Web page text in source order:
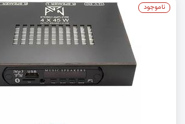
ناموجود